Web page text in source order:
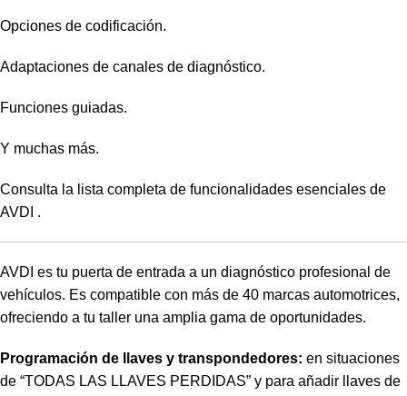
Opciones de codificación.
Adaptaciones de canales de diagnóstico.
Funciones guiadas.
Y muchas más.
Consulta la lista completa de funcionalidades esenciales de
AVDI .
AVDI es tu puerta de entrada a un diagnóstico profesional de
vehículos. Es compatible con más de 40 marcas automotrices,
ofreciendo a tu taller una amplia gama de oportunidades.
Programación de llaves y transpondedores: en situaciones
de “TODAS LAS LLAVES PERDIDAS” y para añadir llaves de